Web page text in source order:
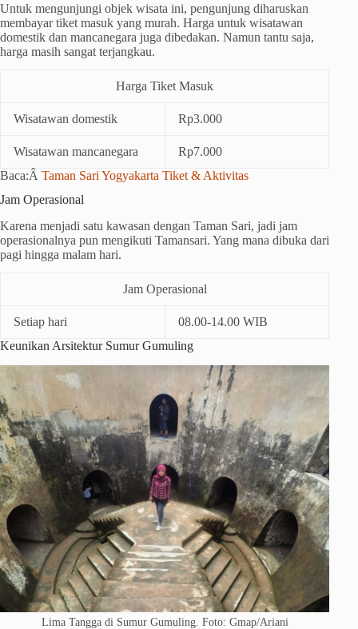
Untuk mengunjungi objek wisata ini, pengunjung diharuskan
membayar tiket masuk yang murah. Harga untuk wisatawan
domestik dan mancanegara juga dibedakan. Namun tantu saja,
harga masih sangat terjangkau.
Harga Tiket Masuk
Wisatawan domestik Rp3.000
Wisatawan mancanegara
Rp7.000
Baca:Â Taman Sari Yogyakarta Tiket & Aktivitas
Jam Operasional
Karena menjadi satu kawasan dengan Taman Sari, jadi jam
operasionalnya pun mengikuti Tamansari. Yang mana dibuka dari
pagi hingga malam hari.
Jam Operasional
Setiap hari
08.00-14.00 WIB
Keunikan Arsitektur Sumur Gumuling
Lima Tangga di Sumur Gumuling. Foto: Gmap/Ariani